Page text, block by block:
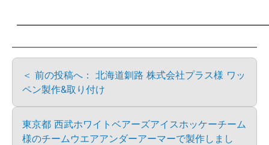
＜ 前の投稿へ： 北海道釧路 株式会社プラス様 ワッ
ペン製作&取り付け
東京都 西武ホワイトベアーズアイスホッケーチーム
様のチームウエアアンダーアーマーで製作しまし